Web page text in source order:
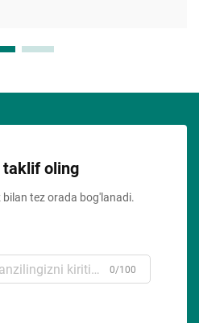
taklif oling
tez orada bog'lanadi.
0/100